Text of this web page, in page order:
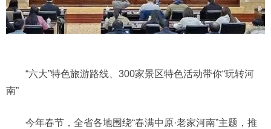
“六大”特色旅游路线、300家景区特色活动带你“玩转河
南”
今年春节，全省各地围绕“春满中原·老家河南”主题，推